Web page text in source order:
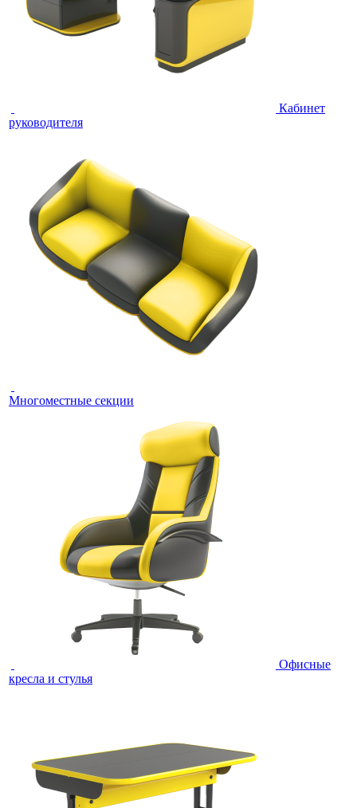
Кабинет
руководителя
Многоместные секции
Офисные
кресла и стулья